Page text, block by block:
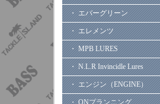
・ エバーグリーン
・ エレメンツ
・ MPB LURES
・ N.L.R Invincidle Lures
・ エンジン（ENGINE）
・ ONプランニング